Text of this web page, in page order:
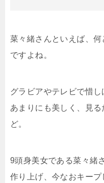
菜々緒さんといえば、
ですよね。
グラビアやテレビで惜
あまりにも美しく、見
ど。
9頭身美女である菜々緒
作り上げ、今なおキープ